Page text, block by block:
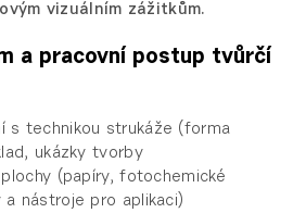
vizuálním zážitkům.
a pracovní postup tvůrčí
s technikou strukáže (forma
ukázky tvorby
(papíry, fotochemické
a nástroje pro aplikaci)